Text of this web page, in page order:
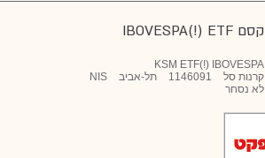
קסם IBOVESPA(!) ETF
KSM ETF(!) IBOVESPA
קרנות סל
1146091 תל-אביב
NIS
לא נסחר